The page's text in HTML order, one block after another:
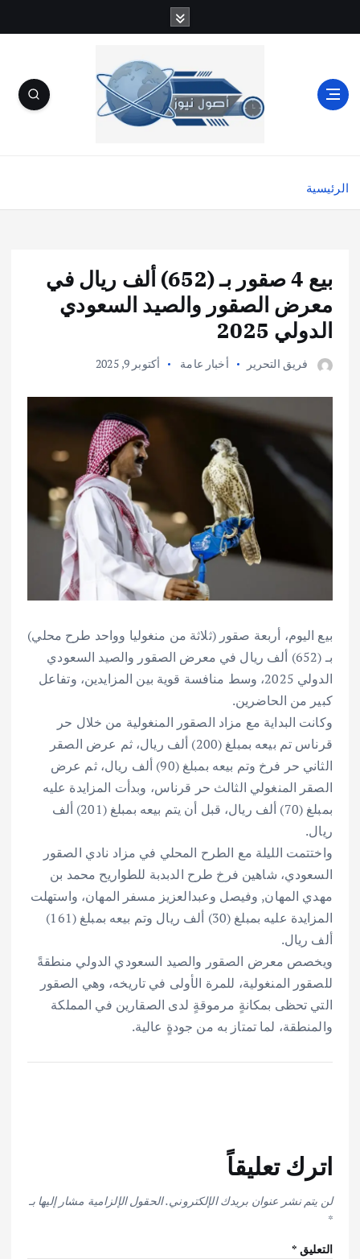
ل
الرئيسية
بيع 4 صقور بـ (652) ألف ريال في
معرض الصقور والصيد السعودي
الدولي 2025
فريق التحرير أخبار عامة أكتوبر 9, 2025
بيع اليوم، أربعة صقور (ثلاثة من منغوليا وواحد طرح محلي)
بـ (652) ألف ريال في معرض الصقور والصيد السعودي
الدولي 2025، وسط منافسة قوية بين المزايدين، وتفاعل
كبير من الحاضرين.
وكانت البداية مع مزاد الصقور المنغولية من خلال حر
قرناس تم بيعه بمبلغ (200) ألف ريال، ثم عرض الصقر
الثاني حر فرخ وتم بيعه بمبلغ (90) ألف ريال، ثم عرض
الصقر المنغولي الثالث حر قرناس، وبدأت المزايدة عليه
بمبلغ (70) ألف ريال، قبل أن يتم بيعه بمبلغ (201) ألف
ريال.
واختتمت الليلة مع الطرح المحلي في مزاد نادي الصقور
السعودي، شاهين فرخ طرح الدبدبة للطواريح محمد بن
مهدي المهان, وفيصل وعبدالعزيز مسفر المهان، واستهلت
المزايدة عليه بمبلغ (30) ألف ريال وتم بيعه بمبلغ (161)
ألف ريال.
ويخصص معرض الصقور والصيد السعودي الدولي منطقةً
للصقور المنغولية، للمرة الأولى في تاريخه، وهي الصقور
التي تحظى بمكانةٍ مرموقةٍ لدى الصقارين في المملكة
والمنطقة، لما تمتاز به من جودةٍ عالية.
اترك تعليقاً
لن يتم نشر عنوان بريدك الإلكتروني.الحقول الإلزامية مشار إليها بـ
*
التعليق*